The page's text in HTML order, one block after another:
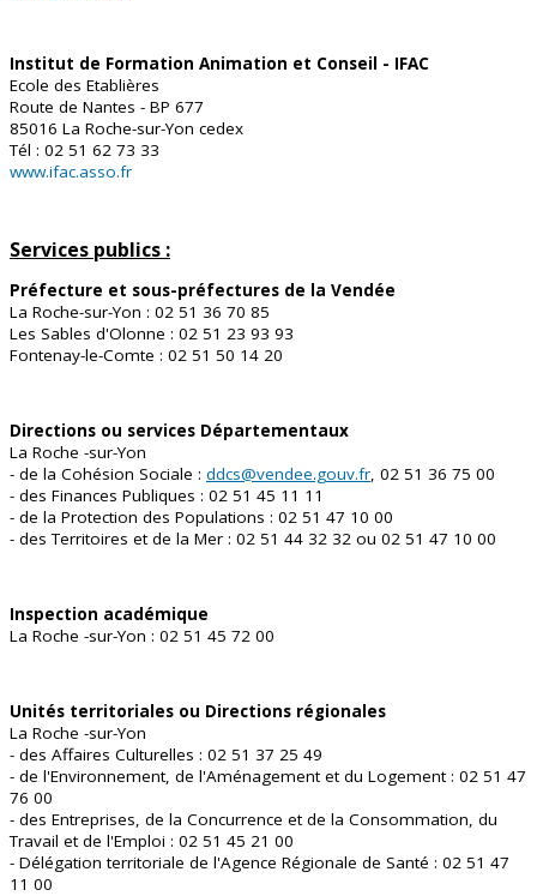
Institut de Formation Animation et Conseil - IFAC
Ecole des Etablières
Route de Nantes - BP 677
85016 La Roche-sur-Yon cedex
Tél : 02 51 62 73 33
www.ifac.asso.fr
Services publics :
Préfecture et sous-préfectures de la Vendée
La Roche-sur-Yon : 02 51 36 70 85
Les Sables d'Olonne : 02 51 23 93 93
Fontenay-le-Comte : 02 51 50 14 20
Directions ou services Départementaux
La Roche -sur-Yon
- de la Cohésion Sociale : ddcs@vendee.gouv.fr , 02 51 36 75 00
- des Finances Publiques : 02 51 45 11 11
- de la Protection des Populations : 02 51 47 10 00
- des Territoires et de la Mer : 02 51 44 32 32 ou 02 51 47 10 00
Inspection académique
La Roche -sur-Yon : 02 51 45 72 00
Unités territoriales ou Directions régionales
La Roche -sur-Yon
- des Affaires Culturelles : 02 51 37 25 49
- de l'Environnement, de l'Aménagement et du Logement : 02 51 47
76 00
- des Entreprises, de la Concurrence et de la Consommation, du
Travail et de l'Emploi : 02 51 45 21 00
- Délégation territoriale de l'Agence Régionale de Santé : 02 51 47
11 00